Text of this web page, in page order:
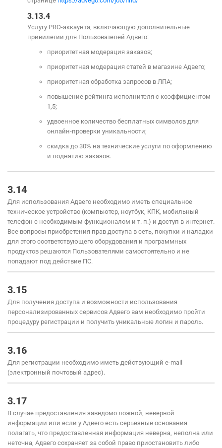
3.13.4
Услугу PRO-аккаунта, включающую дополнительные
привилегии для Пользователей Адвего:
приоритетная модерация заказов;
приоритетная модерация статей в магазине Адвего;
приоритетная обработка запросов в ЛПА;
повышение рейтинга исполнителя с коэффициентом
1,5;
удвоенное количество бесплатных символов для
онлайн-проверки уникальности;
скидка до 30% на технические услуги по оформлению
и поднятию заказов.
3.14
Для использования Адвего необходимо иметь специальное
техническое устройство (компьютер, ноутбук, КПК, мобильный
телефон с необходимым функционалом и т. п.) и доступ в интернет.
Все вопросы приобретения прав доступа в сеть, покупки и наладки
для этого соответствующего оборудования и программных
продуктов решаются Пользователями самостоятельно и не
попадают под действие ПС.
3.15
Для получения доступа и возможности использования
персонализированных сервисов Адвего вам необходимо пройти
процедуру регистрации и получить уникальные логин и пароль.
3.16
Для регистрации необходимо иметь действующий e-mail
(электронный почтовый адрес).
3.17
В случае предоставления заведомо ложной, неверной
информации или если у Адвего есть серьезные основания
полагать, что предоставленная информация неверна, неполна или
неточна, Адвего сохраняет за собой право приостановить либо